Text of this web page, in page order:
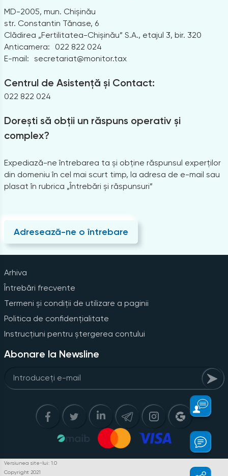
MD-2005, mun. Chișinău
str. Constantin Tănase, 6
Clădirea „Fertilitatea-Chișinău” S.A., etajul 3, bir. 320
Anticamera:
022 822 024
E-mail: secretariat@monitor.tax
Centrul de Asistență și Contact:
022 822 024
Dorești să obții un răspuns operativ și
complex?
Expediază-ne întrebarea ta și obține răspunsul experților
din domeniu în cel mai scurt timp, la adresa de e-mail sau
plasat în rubrica „Întrebări și răspunsuri”
Adresează-ne o întrebare
Arhiva
Întrebări frecvente
Termeni și condiții de utilizare a paginii
Politica de confidențialitate
Instrucțiuni pentru ștergerea contului
Abonare la Newsline
Versiunea site-lui: 1.0
Copyright 2021